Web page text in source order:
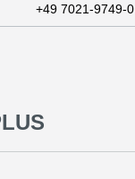
+49 7021-9749-0